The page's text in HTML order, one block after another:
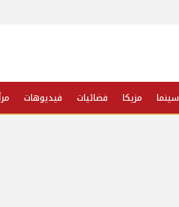
سينما مزيكا فضائيات فيديوهات